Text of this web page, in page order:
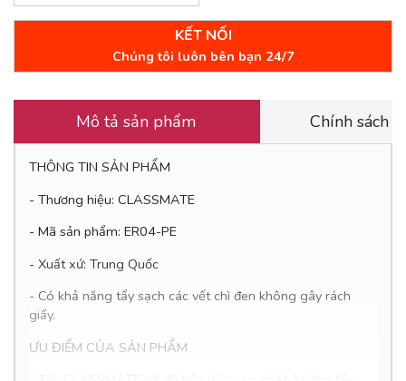
KẾT NỐI
Chúng tôi luôn bên bạn 24/7
Mô tả sản phẩm Chính sách
THÔNG TIN SẢN PHẨM
- Thương hiệu: CLASSMATE
- Mã sản phẩm: ER04-PE
- Xuất xứ: Trung Quốc
- Có khả năng tẩy sạch các vết chì đen không gây rách
giấy.
ƯU ĐIỂM CỦA SẢN PHẨM